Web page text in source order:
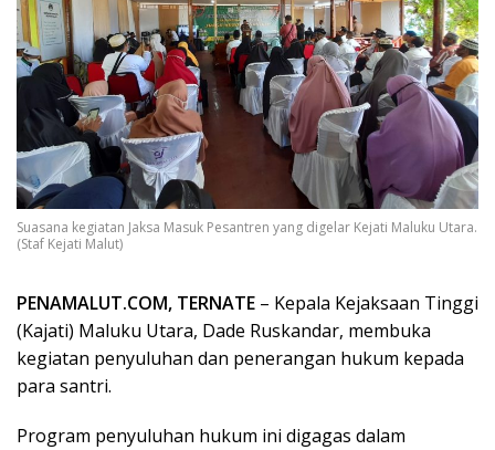
Suasana kegiatan Jaksa Masuk Pesantren yang digelar Kejati Maluku Utara.
(Staf Kejati Malut)
PENAMALUT.COM, TERNATE – Kepala Kejaksaan Tinggi
(Kajati) Maluku Utara, Dade Ruskandar, membuka
kegiatan penyuluhan dan penerangan hukum kepada
para santri.
Program penyuluhan hukum ini digagas dalam